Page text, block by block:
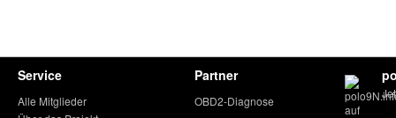
Service
Alle Mitglieder
Partner
OBD2-Diagnose